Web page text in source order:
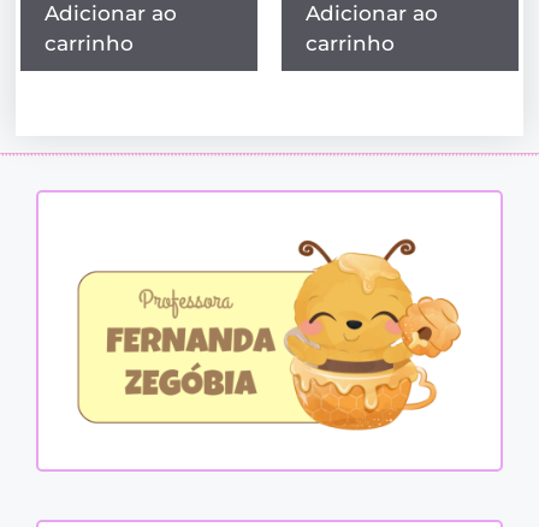
Adicionar ao
carrinho
Adicionar ao
carrinho